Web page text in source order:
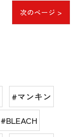
次のページ >
#マンキン
#BLEACH